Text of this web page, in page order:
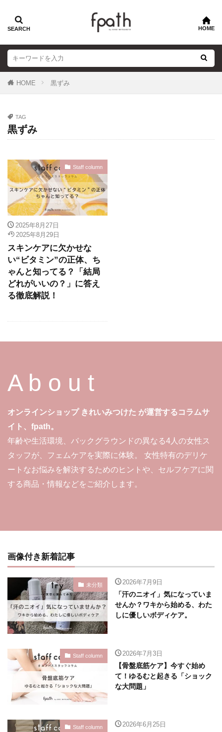
HOME 黒ずみ
TAG
黒ずみ
Staff column
2025年8月27日
2025年8月29日
スキンケアに欠かせな
い“ビタミン”の正体、ち
ゃんと知ってる？「結局
どれがいいの？」に答え
る徹底解説！
A b o u t
オンラインショップ きれいみつけた が運営するコラムサ
イト、fpath。
年齢や生活環境、バックグラウンドの異なる4人の女性ス
タッフが、フェムケアを実際に体験。 女性特有のデリケ
ートなお悩みを解決するためのヒントや、セルフケアに関
する商品・情報などをご紹介します。
画像付き新着記事
未分類 2026年7月9日
「汗のニオイ」気になっていま
せんか？ワキから始める、わた
しに優しいボディケア。
Staff column 2026年7月3日
【骨盤底筋ケア】今すぐ始め
て！ゆるむと起きる「ショック
な大問題」
Staff column 2026年6月25日